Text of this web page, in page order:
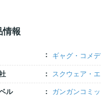
情報
ギャグ・コメデ
スクウェア・
ル ガンガンコミッ